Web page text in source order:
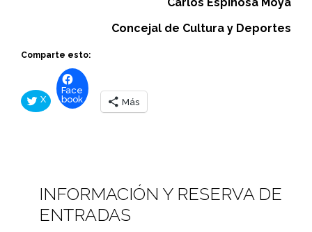
Concejal de Cultura y Deportes
Comparte esto:
X
Face
book
Más
INFORMACIÓN Y RESERVA DE
ENTRADAS